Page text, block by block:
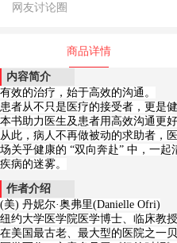
网友讨论圈
商品详情
内容简介
有效的治疗，始于高效的沟通。
患者从不只是医疗的接受者，更是健
本书助力医生及患者用高效沟通更
从此，病人不再做被动的求助者，
场关乎健康的 “双向奔赴” 中，一
疾病的迷雾。
作者介绍
(美) 丹妮尔·奥弗里(Danielle Ofri)
纽约大学医学院医学博士、临床教
在美国最古老、最大型的医院之一